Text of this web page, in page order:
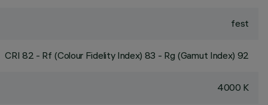
fest
CRI 82 - Rf (Colour Fidelity Index) 83 - Rg (Gamut Index) 92
4000 K